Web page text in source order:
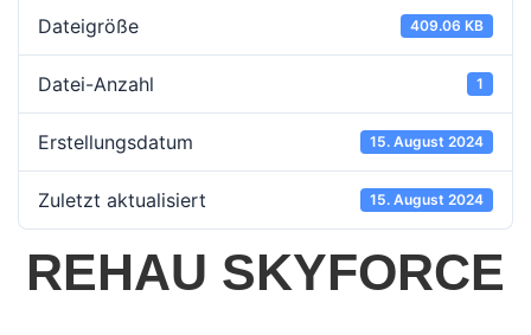
Dateigröße 409.06 KB
Datei-Anzahl 1
Erstellungsdatum 15. August 2024
Zuletzt aktualisiert 15. August 2024
REHAU SKYFORCE